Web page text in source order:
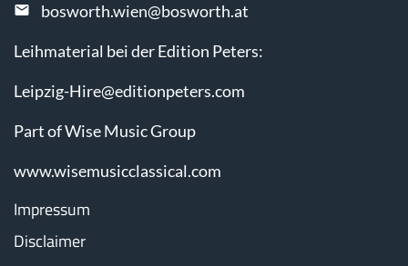
bosworth.wien@bosworth.at
Leihmaterial bei der Edition Peters:
Leipzig-Hire@editionpeters.com
Part of Wise Music Group
www.wisemusicclassical.com
Impressum
Disclaimer